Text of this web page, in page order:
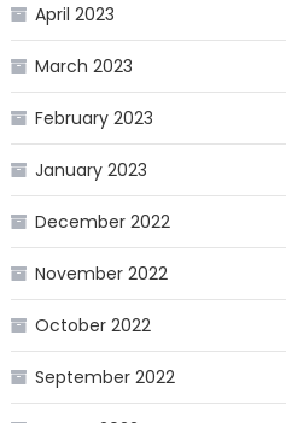
April 2023
March 2023
February 2023
January 2023
December 2022
November 2022
October 2022
September 2022